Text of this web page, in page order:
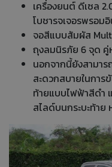
เครื่องยนต์ ดีเซล
โบชารจเจอรพรอม
จอสีแบบสัมผัส
ถุงลมนิรภัย 6 จุด คู่
นอกจากนี้ยังสามา
สะดวกสบายในการ
ท้ายแบบไฟฟ้าสีดำ
สไลด์บนกระบะท้า